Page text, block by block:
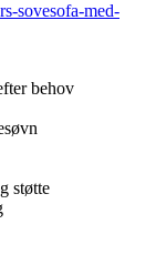
sovesofa-med-
behov
støtte